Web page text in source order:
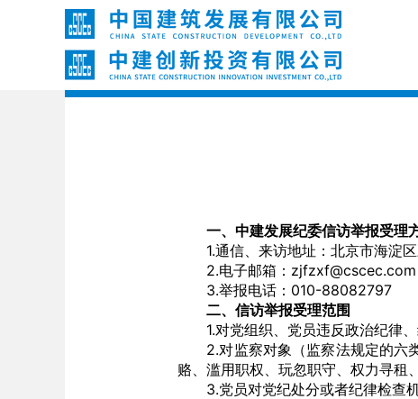
一、中建发展纪委信访举报受理
1.通信、来访地址：北京市海淀
2.电子邮箱：zjfzxf@cscec.com
3.举报电话：010-88082797
二、信访举报受理范围
1.对党组织、党员违反政治纪律、
2.对监察对象（监察法规定的六类
赂、滥用职权、玩忽职守、权力寻租
3.党员对党纪处分或者纪律检查机